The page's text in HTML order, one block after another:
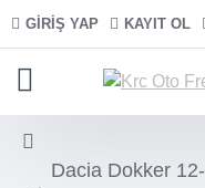
GIRIŞ YAP KAYIT OL
Dacia Dokker 12-